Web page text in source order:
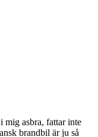
mig asbra, fattar inte
brandbil är ju så